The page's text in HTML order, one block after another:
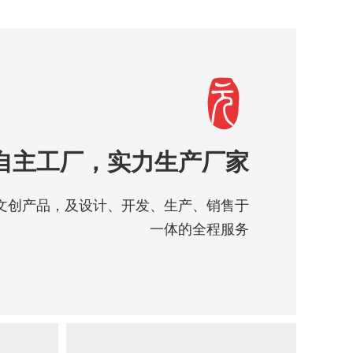
主工厂，实力生产厂家
创产品，及设计、开发、生产、销售于
一体的全程服务